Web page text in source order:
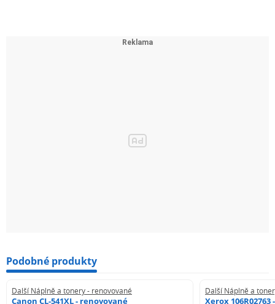
Podobné produkty
Další Náplně a tonery - renovované
Canon CL-541XL - renovované
Další Náplně a
Xerox